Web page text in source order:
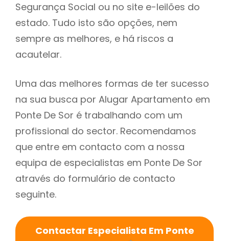
Segurança Social ou no site e-leilões do
estado. Tudo isto são opções, nem
sempre as melhores, e há riscos a
acautelar.
Uma das melhores formas de ter sucesso
na sua busca por Alugar Apartamento em
Ponte De Sor é trabalhando com um
profissional do sector. Recomendamos
que entre em contacto com a nossa
equipa de especialistas em Ponte De Sor
através do formulário de contacto
seguinte.
Contactar Especialista Em Ponte